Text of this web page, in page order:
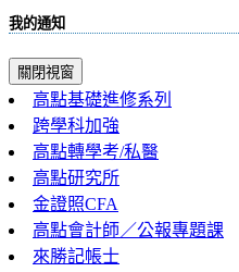
我的通知
關閉視窗
高點基礎進修系列
跨學科加強
高點轉學考/私醫
高點研究所
金證照CFA
高點會計師／公報專題課
來勝記帳士